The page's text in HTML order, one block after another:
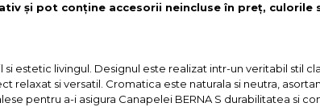
și pot conține accesorii neincluse în preț,
estetic livingul. Designul este realizat intr-un veritabil stil
relaxat si versatil. Cromatica este naturala si neutra,
pentru a-i asigura Canapelei BERNA S durabilitatea si